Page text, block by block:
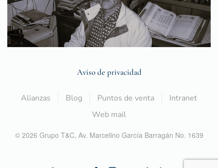
Aviso de privacidad
Alianzas Blog Puntos de venta
Intranet
Web mail
© 2026 Grupo T&C, Av. Marcelino García Barragán No. 1639